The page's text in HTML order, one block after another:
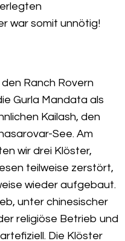
war somit unnötig!
Ranch Rovern
Gurla Mandata als
Kailash, den
See. Am
wir drei Klöster,
teilweise zerstört,
wieder aufgebaut.
unter chinesischer
religiöse Betrieb und
Die Klöster